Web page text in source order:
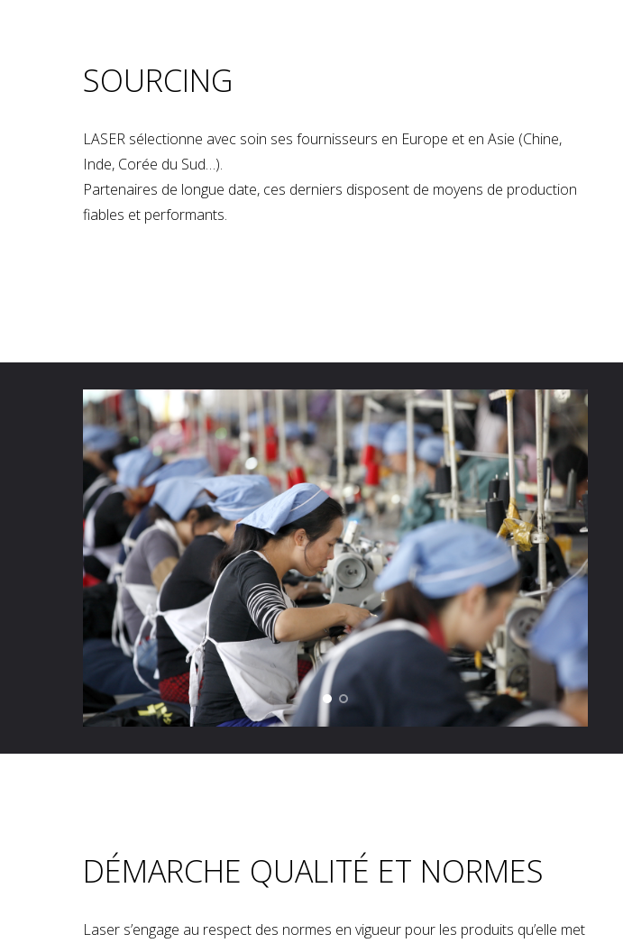
SOURCING
LASER sélectionne avec soin ses fournisseurs en Europe et en Asie (Chine,
Inde, Corée du Sud…).
Partenaires de longue date, ces derniers disposent de moyens de production
fiables et performants.
DÉMARCHE QUALITÉ ET NORMES
Laser s’engage au respect des normes en vigueur pour les produits qu’elle met